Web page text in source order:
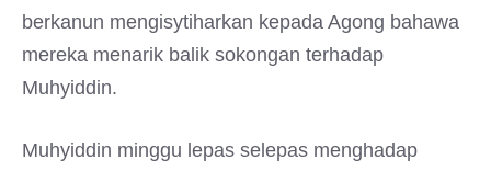
berkanun mengisytiharkan kepada Agong bahawa
mereka menarik balik sokongan terhadap
Muhyiddin.
Muhyiddin minggu lepas selepas menghadap